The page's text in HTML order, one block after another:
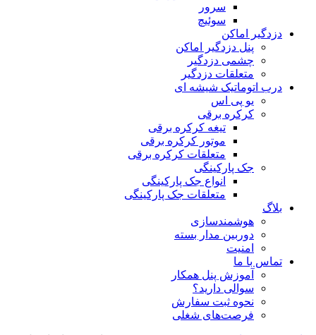
سرور
سوئیچ
دزدگیر اماکن
پنل دزدگیر اماکن
چشمی دزدگیر
متعلقات دزدگیر
درب اتوماتیک شیشه ای
یو پی اس
کرکره برقی
تیغه کرکره برقی
موتور کرکره برقی
متعلقات کرکره برقی
جک پارکینگی
انواع جک پارکینگی
متعلقات جک پارکینگی
بلاگ
هوشمندسازی
دوربین مدار بسته
امنیت
تماس با ما
آموزش پنل همکار
سوالی دارید؟
نحوه ثبت سفارش
فرصت‌های شغلی